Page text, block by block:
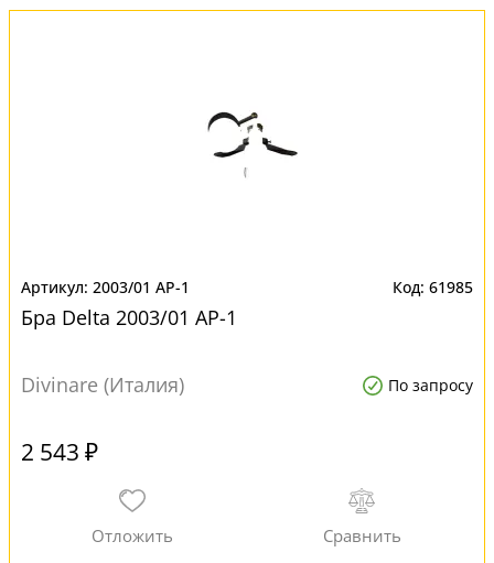
2003/01 AP-1 61985
Бра Delta 2003/01 AP-1
Divinare (Италия) По запросу
2 543 ₽